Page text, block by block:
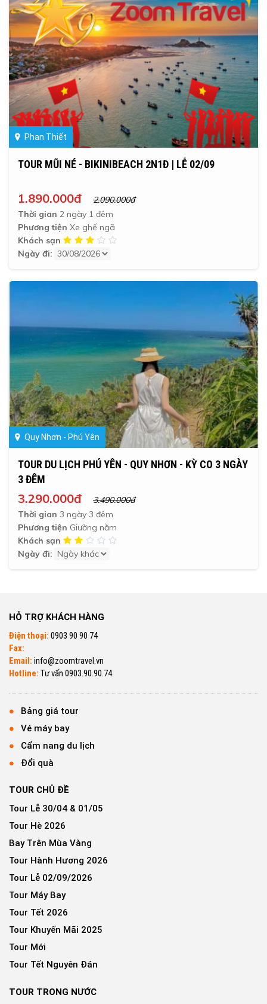
Phan Thiết
TOUR MŨI NÉ - BIKINIBEACH 2N1Đ | LỄ 02/09
1.890.000đ
2.090.000đ
Thời gian 2 ngày 1 đêm
Phương tiện Xe ghế ngã
Khách sạn
Ngày đi:
Quy Nhơn - Phú Yên
TOUR DU LỊCH PHÚ YÊN - QUY NHƠN - KỲ CO 3 NGÀY
3 ĐÊM
3.290.000đ
3.490.000đ
Thời gian 3 ngày 3 đêm
Phương tiện Giường nằm
Khách sạn
Ngày đi:
HỖ TRỢ KHÁCH HÀNG
Điện thoại: 0903 90 90 74
Fax:
Email: info@zoomtravel.vn
Hotline: Tư vấn 0903.90.90.74
Bảng giá tour
Vé máy bay
Cẩm nang du lịch
Đổi quà
TOUR CHỦ ĐỀ
Tour Lễ 30/04 & 01/05
Tour Hè 2026
Bay Trên Mùa Vàng
Tour Hành Hương 2026
Tour Lễ 02/09/2026
Tour Máy Bay
Tour Tết 2026
Tour Khuyến Mãi 2025
Tour Mới
Tour Tết Nguyên Đán
TOUR TRONG NƯỚC